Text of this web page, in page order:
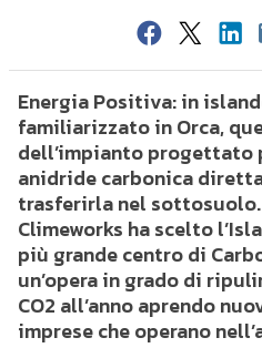
Energia Positiva: in
familiarizzato in Orca,
dell’impianto progettato
anidride carbonica
trasferirla nel
Climeworks ha scelto
più grande centro di
un’opera in grado di
CO2 all’anno aprendo
imprese che operano